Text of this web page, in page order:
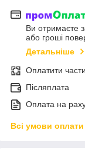
Ви отримаєте
або гроші
Детальніше
Оплатити
Післяплата
Оплата на
Всі умови оплати